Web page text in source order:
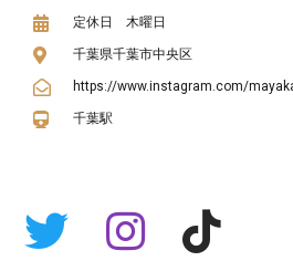
定休日 木曜日
千葉県千葉市中央区
https://www.instagram.com/
千葉駅